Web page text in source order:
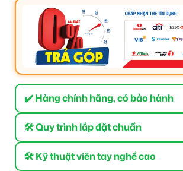
✔️ Hàng chính hãng, có bảo hành
🛠 Quy trình lắp đặt chuẩn
🛠 Kỹ thuật viên tay nghề cao